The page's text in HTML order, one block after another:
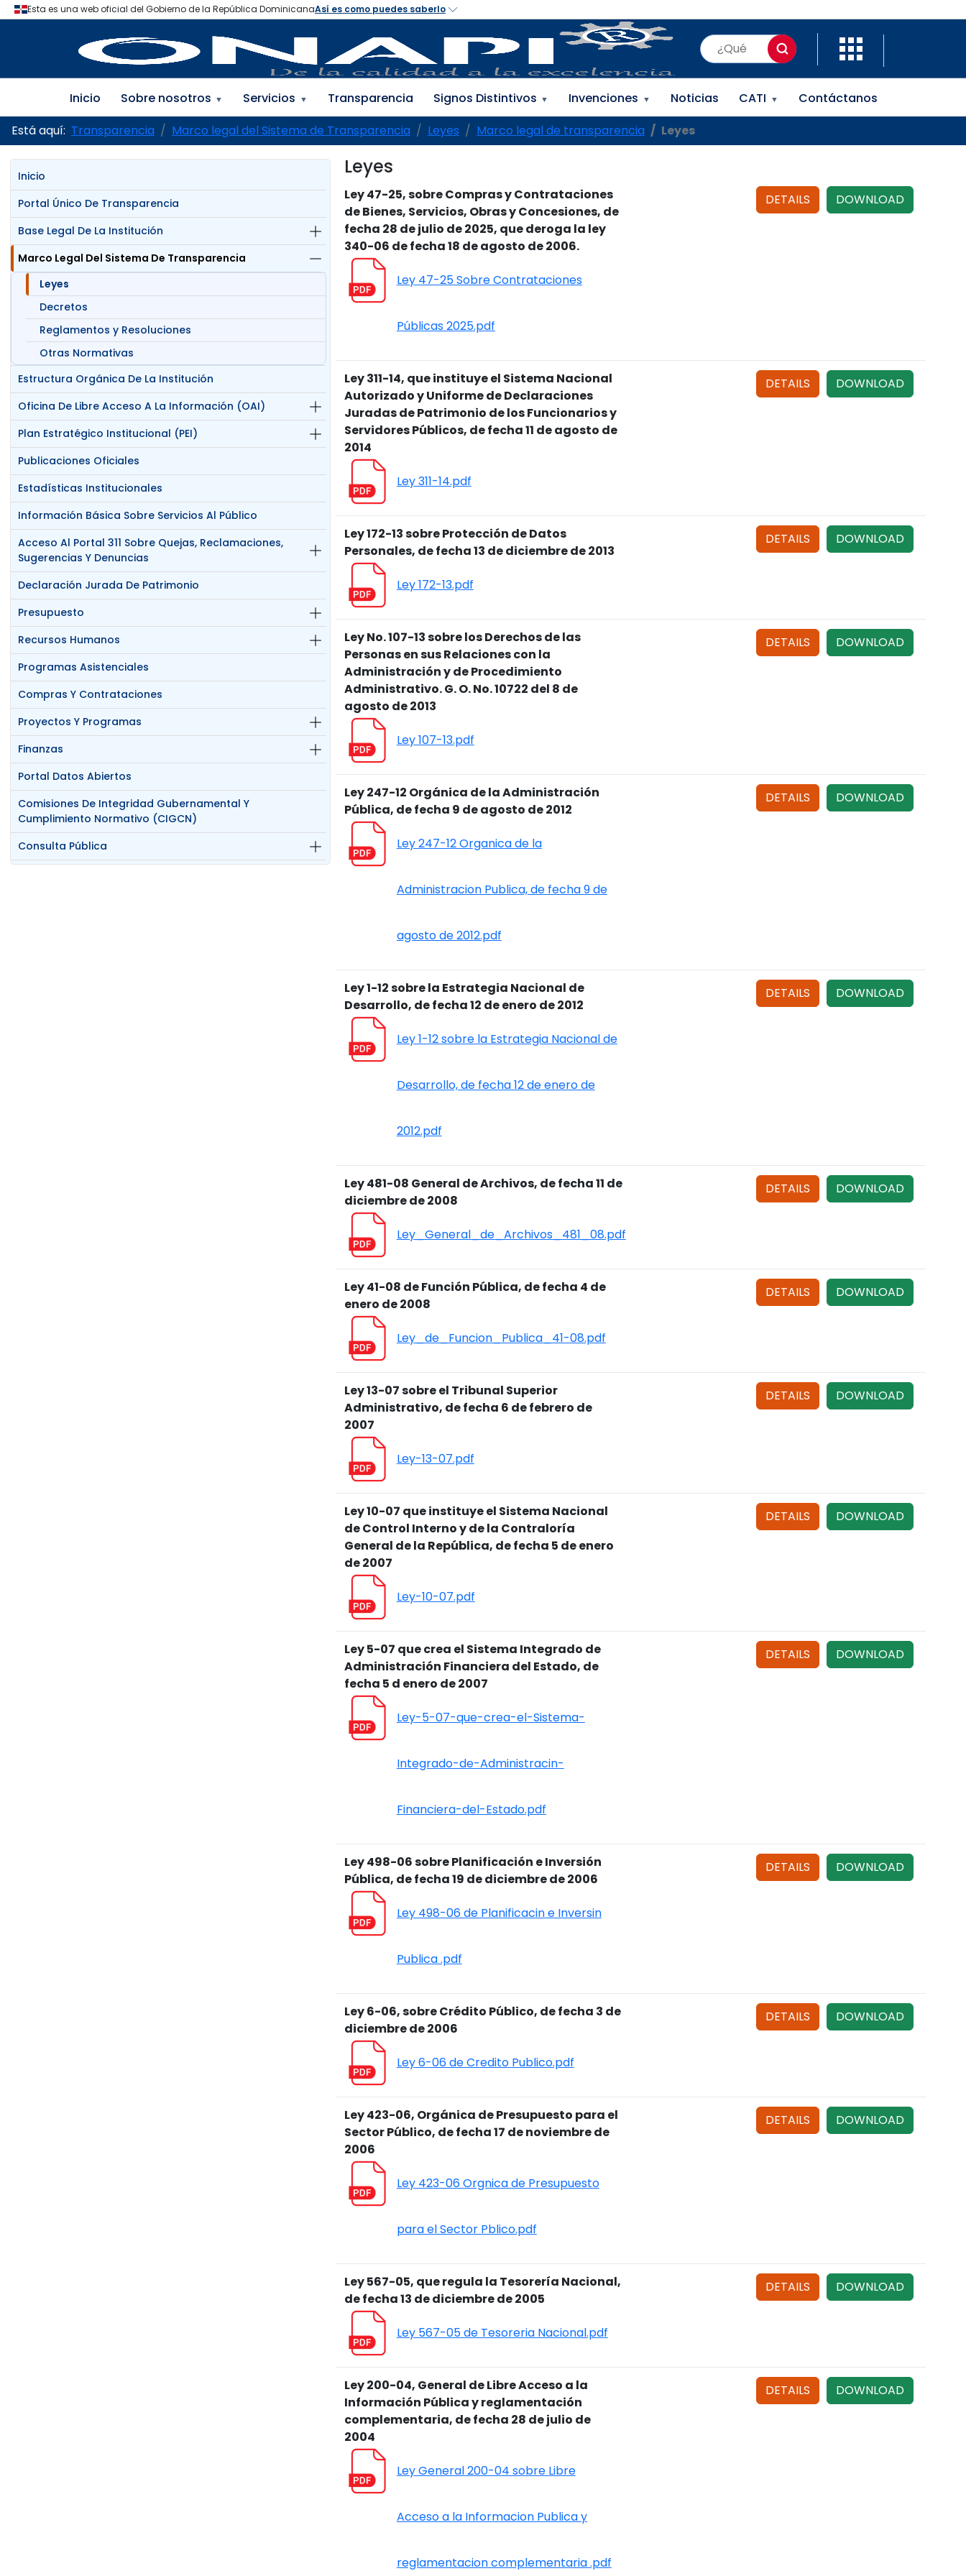
Inicio Sobre nosotros ▼ Servicios ▼ Transparencia Signos Distintivos ▼ Invenciones ▼ Noticias CATI ▼
Contáctanos
Está aquí: Transparencia Marco legal del Sistema de Transparencia Leyes Marco legal de transparencia Leyes
Inicio
Portal Único De Transparencia
Base Legal De La Institución
Marco Legal Del Sistema De Transparencia
Leyes
Decretos
Reglamentos y Resoluciones
Otras Normativas
Estructura Orgánica De La Institución
Oficina De Libre Acceso A La Información (OAI)
Plan Estratégico Institucional (PEI)
Publicaciones Oficiales
Estadísticas Institucionales
Información Básica Sobre Servicios Al Público
Acceso Al Portal 311 Sobre Quejas, Reclamaciones,
Sugerencias Y Denuncias
Declaración Jurada De Patrimonio
Presupuesto
Recursos Humanos
Programas Asistenciales
Compras Y Contrataciones
Proyectos Y Programas
Finanzas
Portal Datos Abiertos
Comisiones De Integridad Gubernamental Y
Cumplimiento Normativo (CIGCN)
Consulta Pública
Leyes
Ley 47-25, sobre Compras y Contrataciones
de Bienes, Servicios, Obras y Concesiones, de
fecha 28 de julio de 2025, que deroga la ley
340-06 de fecha 18 de agosto de 2006.
Ley 47-25 Sobre Contrataciones
Públicas 2025.pdf
DOWNLOAD
DETAILS
Ley 311-14, que instituye el Sistema Nacional
Autorizado y Uniforme de Declaraciones
Juradas de Patrimonio de los Funcionarios y
Servidores Públicos, de fecha 11 de agosto de
2014
Ley 311-14.pdf
DOWNLOAD
DETAILS
Ley 172-13 sobre Protección de Datos
Personales, de fecha 13 de diciembre de 2013
Ley 172-13.pdf
DOWNLOAD
DETAILS
Ley No. 107-13 sobre los Derechos de las
Personas en sus Relaciones con la
Administración y de Procedimiento
Administrativo. G. O. No. 10722 del 8 de
agosto de 2013
Ley 107-13.pdf
DOWNLOAD
DETAILS
Ley 247-12 Orgánica de la Administración
Pública, de fecha 9 de agosto de 2012
Ley 247-12 Organica de la
Administracion Publica, de fecha 9 de
agosto de 2012.pdf
DOWNLOAD
DETAILS
Ley 1-12 sobre la Estrategia Nacional de
Desarrollo, de fecha 12 de enero de 2012
Ley 1-12 sobre la Estrategia Nacional de
Desarrollo, de fecha 12 de enero de
2012.pdf
DOWNLOAD
DETAILS
Ley 481-08 General de Archivos, de fecha 11 de
diciembre de 2008
Ley_General_de_Archivos_481_08.pdf
DOWNLOAD
DETAILS
Ley 41-08 de Función Pública, de fecha 4 de
enero de 2008
Ley_de_Funcion_Publica_41-08.pdf
DOWNLOAD
DETAILS
Ley 13-07 sobre el Tribunal Superior
Administrativo, de fecha 6 de febrero de
2007
Ley-13-07.pdf
DOWNLOAD
DETAILS
Ley 10-07 que instituye el Sistema Nacional
de Control Interno y de la Contraloría
General de la República, de fecha 5 de enero
de 2007
Ley-10-07.pdf
DOWNLOAD
DETAILS
Ley 5-07 que crea el Sistema Integrado de
Administración Financiera del Estado, de
fecha 5 d enero de 2007
Ley-5-07-que-crea-el-Sistema-
Integrado-de-Administracin-
Financiera-del-Estado.pdf
DOWNLOAD
DETAILS
Ley 498-06 sobre Planificación e Inversión
Pública, de fecha 19 de diciembre de 2006
Ley 498-06 de Planificacin e Inversin
Publica .pdf
DOWNLOAD
DETAILS
Ley 6-06, sobre Crédito Público, de fecha 3 de
diciembre de 2006
Ley 6-06 de Credito Publico.pdf
DOWNLOAD
DETAILS
Ley 423-06, Orgánica de Presupuesto para el
Sector Público, de fecha 17 de noviembre de
2006
Ley 423-06 Orgnica de Presupuesto
para el Sector Pblico.pdf
DOWNLOAD
DETAILS
Ley 567-05, que regula la Tesorería Nacional,
de fecha 13 de diciembre de 2005
Ley 567-05 de Tesoreria Nacional.pdf
DOWNLOAD
DETAILS
Ley 200-04, General de Libre Acceso a la
Información Pública y reglamentación
complementaria, de fecha 28 de julio de
2004
Ley General 200-04 sobre Libre
Acceso a la Informacion Publica y
reglamentacion complementaria .pdf
DOWNLOAD
DETAILS